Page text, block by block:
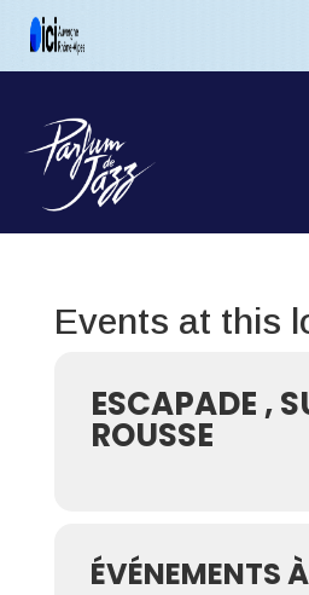
Events at this
ESCAPADE ,
ROUSSE
ÉVÉNEMENTS